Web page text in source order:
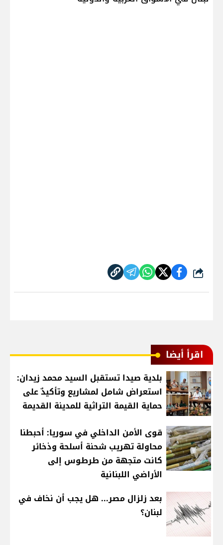
شارك
اقرأ أيضا
بلدية صيدا تستقبل السيد محمد زيدان:
استعراض شامل لمشاريع وتأكيدٌ على
حماية القيمة التراثية للمدينة القديمة
قوى الأمن الداخلي في سوريا: أحبطنا
محاولة تهريب شحنة أسلحة وذخائر
كانت متجهة من طرطوس إلى
الأراضي اللبنانية
بعد زلزال مصر... هل يجب أن نخاف في
لبنان؟